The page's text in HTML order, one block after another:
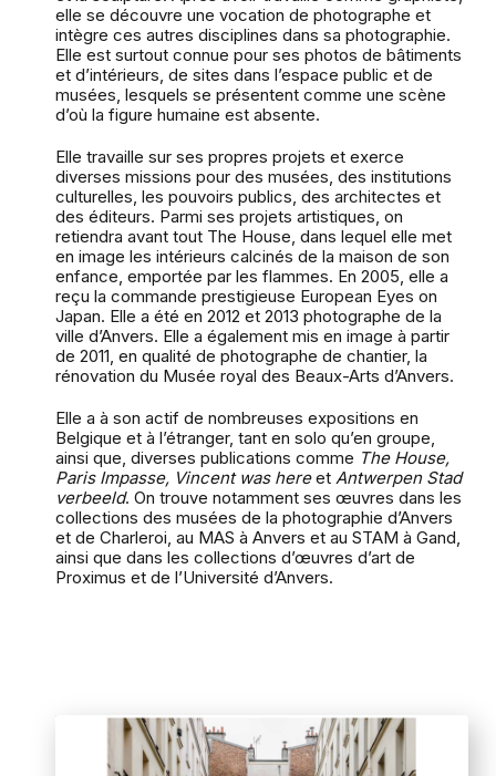
elle se découvre une vocation de photographe et
intègre ces autres disciplines dans sa photographie.
Elle est surtout connue pour ses photos de bâtiments
et d’intérieurs, de sites dans l’espace public et de
musées, lesquels se présentent comme une scène
d’où la figure humaine est absente.
Elle travaille sur ses propres projets et exerce
diverses missions pour des musées, des institutions
culturelles, les pouvoirs publics, des architectes et
des éditeurs. Parmi ses projets artistiques, on
retiendra avant tout The House, dans lequel elle met
en image les intérieurs calcinés de la maison de son
enfance, emportée par les flammes. En 2005, elle a
reçu la commande prestigieuse European Eyes on
Japan. Elle a été en 2012 et 2013 photographe de la
ville d’Anvers. Elle a également mis en image à partir
de 2011, en qualité de photographe de chantier, la
rénovation du Musée royal des Beaux-Arts d’Anvers.
Elle a à son actif de nombreuses expositions en
Belgique et à l’étranger, tant en solo qu’en groupe,
ainsi que, diverses publications comme The House,
Paris Impasse, Vincent was hereet Antwerpen Stad
verbeeld. On trouve notamment ses œuvres dans les
collections des musées de la photographie d’Anvers
et de Charleroi, au MAS à Anvers et au STAM à Gand,
ainsi que dans les collections d’œuvres d’art de
Proximus et de l’Université d’Anvers.